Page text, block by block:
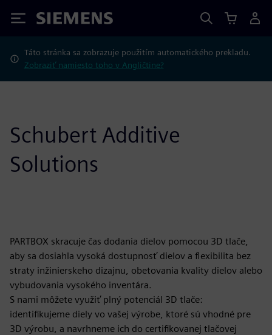
Siemens
Táto stránka sa zobrazuje použitím automatického prekladu.
Zobraziť namiesto toho v Angličtine?
Schubert Additive
Solutions
PARTBOX skracuje čas dodania dielov pomocou 3D tlače,
aby sa dosiahla vysoká dostupnosť dielov a flexibilita bez
straty inžinierskeho dizajnu, obetovania kvality dielov alebo
vybudovania vysokého inventára.
S nami môžete využiť plný potenciál 3D tlače:
identifikujeme diely vo vašej výrobe, ktoré sú vhodné pre
3D výrobu, a navrhneme ich do certifikovanej tlačovej